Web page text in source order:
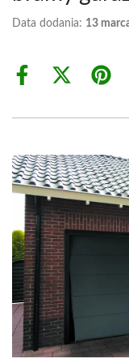
Data dodania: 13
Share
Share
(Twitter)